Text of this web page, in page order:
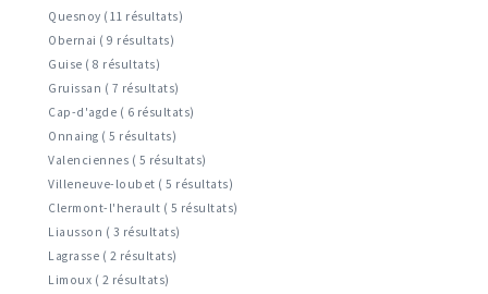
Quesnoy (11 résultats)
Obernai ( 9 résultats)
Guise ( 8 résultats)
Gruissan ( 7 résultats)
Cap-d'agde ( 6 résultats)
Onnaing ( 5 résultats)
Valenciennes ( 5 résultats)
Villeneuve-loubet ( 5 résultats)
Clermont-l'herault ( 5 résultats)
Liausson ( 3 résultats)
Lagrasse ( 2 résultats)
Limoux ( 2 résultats)